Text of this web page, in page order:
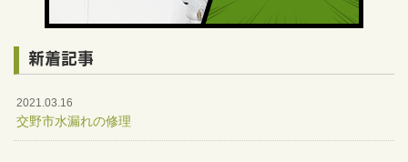
新着記事
2021.03.16
交野市水漏れの修理